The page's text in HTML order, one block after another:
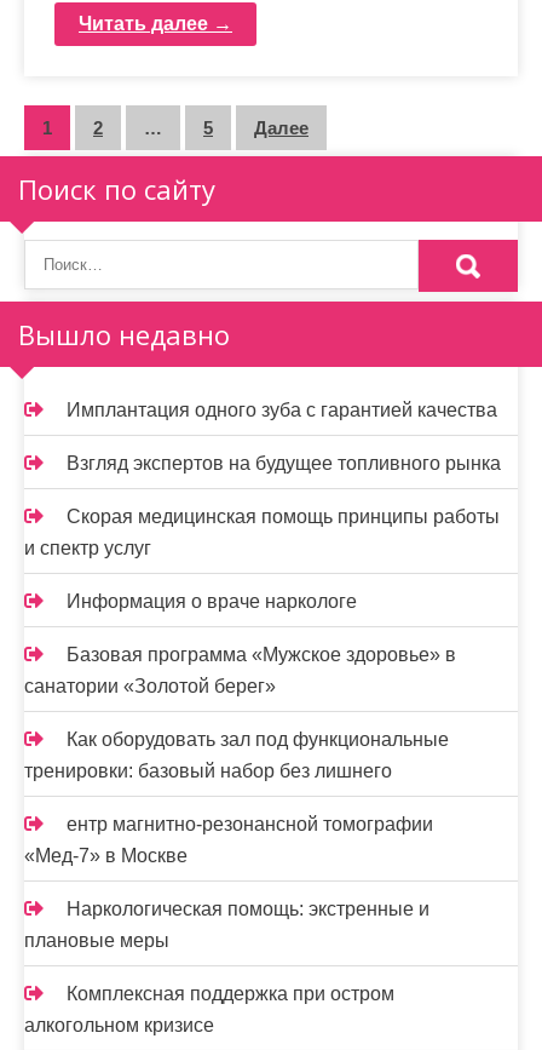
Читать далее →
П
а
г
и
н
а
ц
и
я
з
а
п
и
с
е
й
1 2 … 5 Далее
Поиск по сайту
Вышло недавно
Имплантация одного зуба с гарантией качества
Взгляд экспертов на будущее топливного рынка
Скорая медицинская помощь принципы работы
и спектр услуг
Информация о враче наркологе
Базовая программа «Мужское здоровье» в
санатории «Золотой берег»
Как оборудовать зал под функциональные
тренировки: базовый набор без лишнего
ентр магнитно-резонансной томографии
«Мед-7» в Москве
Наркологическая помощь: экстренные и
плановые меры
Комплексная поддержка при остром
алкогольном кризисе